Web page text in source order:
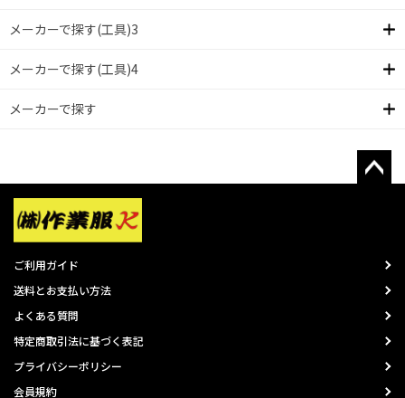
メーカーで探す(工具)3
メーカーで探す(工具)4
メーカーで探す
ご利用ガイド
送料とお支払い方法
よくある質問
特定商取引法に基づく表記
プライバシーポリシー
会員規約